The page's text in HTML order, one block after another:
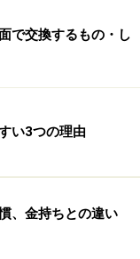
です。欠点を直
に、たいして楽し
で交換するもの・し
い3つの理由
、金持ちとの違い